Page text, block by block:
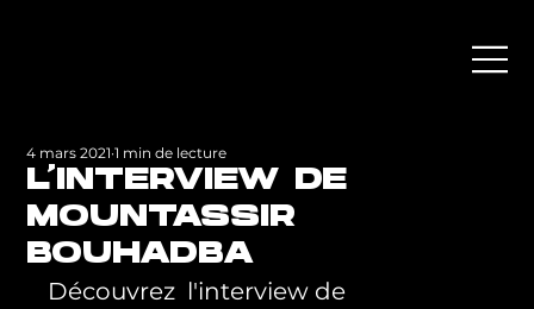
L'INTERVIEW DE
MOUNTASSIR
BOUHADBA
4 mars 2021 1 min de lecture
Découvrez  l'interview de